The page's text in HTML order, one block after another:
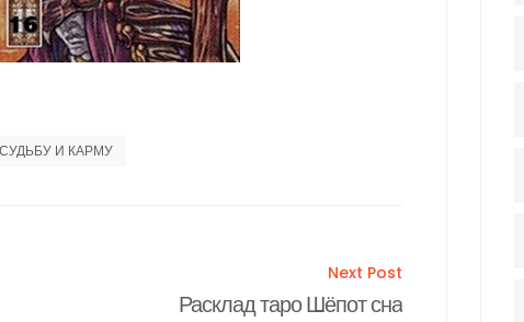
И КАРМУ
Next Post
Расклад таро Шёпот сна